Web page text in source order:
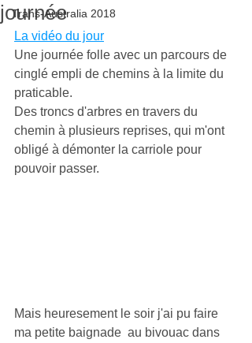
Trans-Australia 2018
journée
La vidéo du jour
Une journée folle avec un parcours de
cinglé empli de chemins à la limite du
praticable.
Des troncs d'arbres en travers du
chemin à plusieurs reprises, qui m'ont
obligé à démonter la carriole pour
pouvoir passer.
Mais heuresement le soir j'ai pu faire
ma petite baignade  au bivouac dans